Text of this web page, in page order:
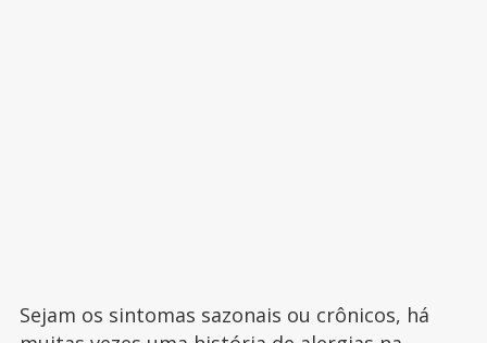
Sejam os sintomas sazonais ou crônicos, há